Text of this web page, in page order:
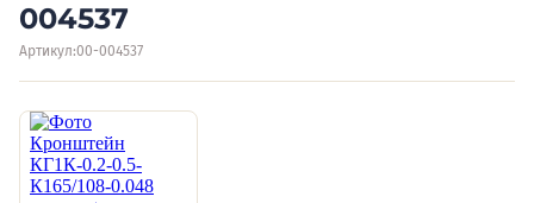
004537
Артикул:00-004537